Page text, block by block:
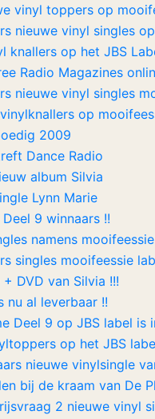
vinyl toppers op
nieuwe vinyl singles
knallers op het JBS
Radio Magazines
nieuwe vinyl singles
op
2009
Dance Radio
album Silvia
Lynn Marie
9 winnaars !!
namens
singles mooifeessie
DVD van Silvia !!!
nu al leverbaar !!
Deel 9 op JBS label is
op het JBS
nieuwe vinylsingle
bij de kraam van De
2 nieuwe vinyl